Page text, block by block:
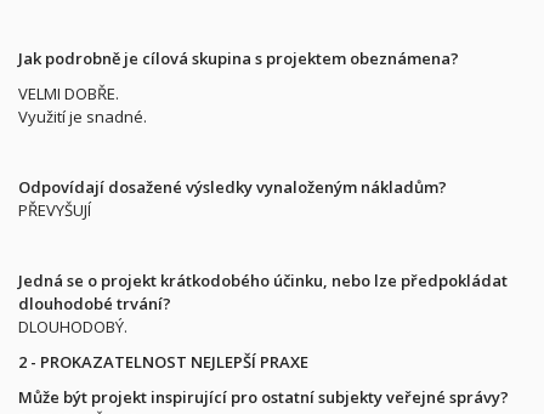
Jak podrobně je cílová skupina s projektem obeznámena?
VELMI DOBŘE.
Využití je snadné.
Odpovídají dosažené výsledky vynaloženým nákladům?
PŘEVYŠUJÍ
Jedná se o projekt krátkodobého účinku, nebo lze předpokládat
dlouhodobé trvání?
DLOUHODOBÝ.
2 - PROKAZATELNOST NEJLEPŠÍ PRAXE
Může být projekt inspirující pro ostatní subjekty veřejné správy?